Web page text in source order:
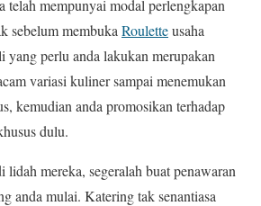
telah mempunyai modal perlengkapan
sebelum membuka Rouletteusaha
perlu anda lakukan merupakan
variasi kuliner sampai menemukan
kemudian anda promosikan terhadap
dulu.
mereka, segeralah buat penawaran
anda mulai. Katering tak senantiasa